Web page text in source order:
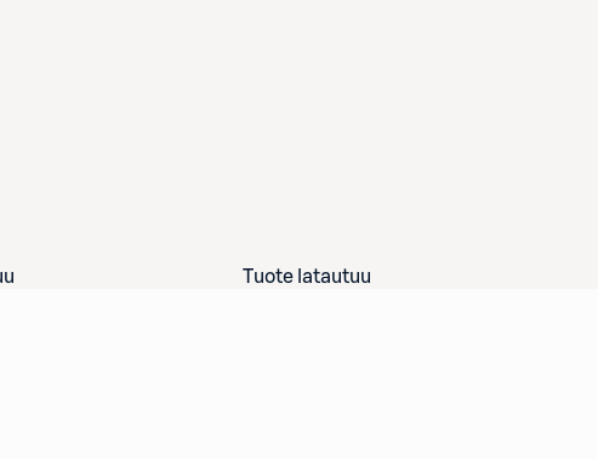
Tuote latautuu